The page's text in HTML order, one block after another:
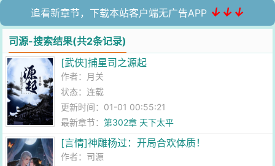
追看新章节，下载本站客户端无广告APP ↓↓↓
司源-搜索结果(共2条记录)
[武侠]捕星司之源起
作者： 月关
状态：连载
更新时间：01-01 00:55:21
最新章节：第302章 天下太平
[言情]神雕杨过：开局合欢体质！
作者： 司源